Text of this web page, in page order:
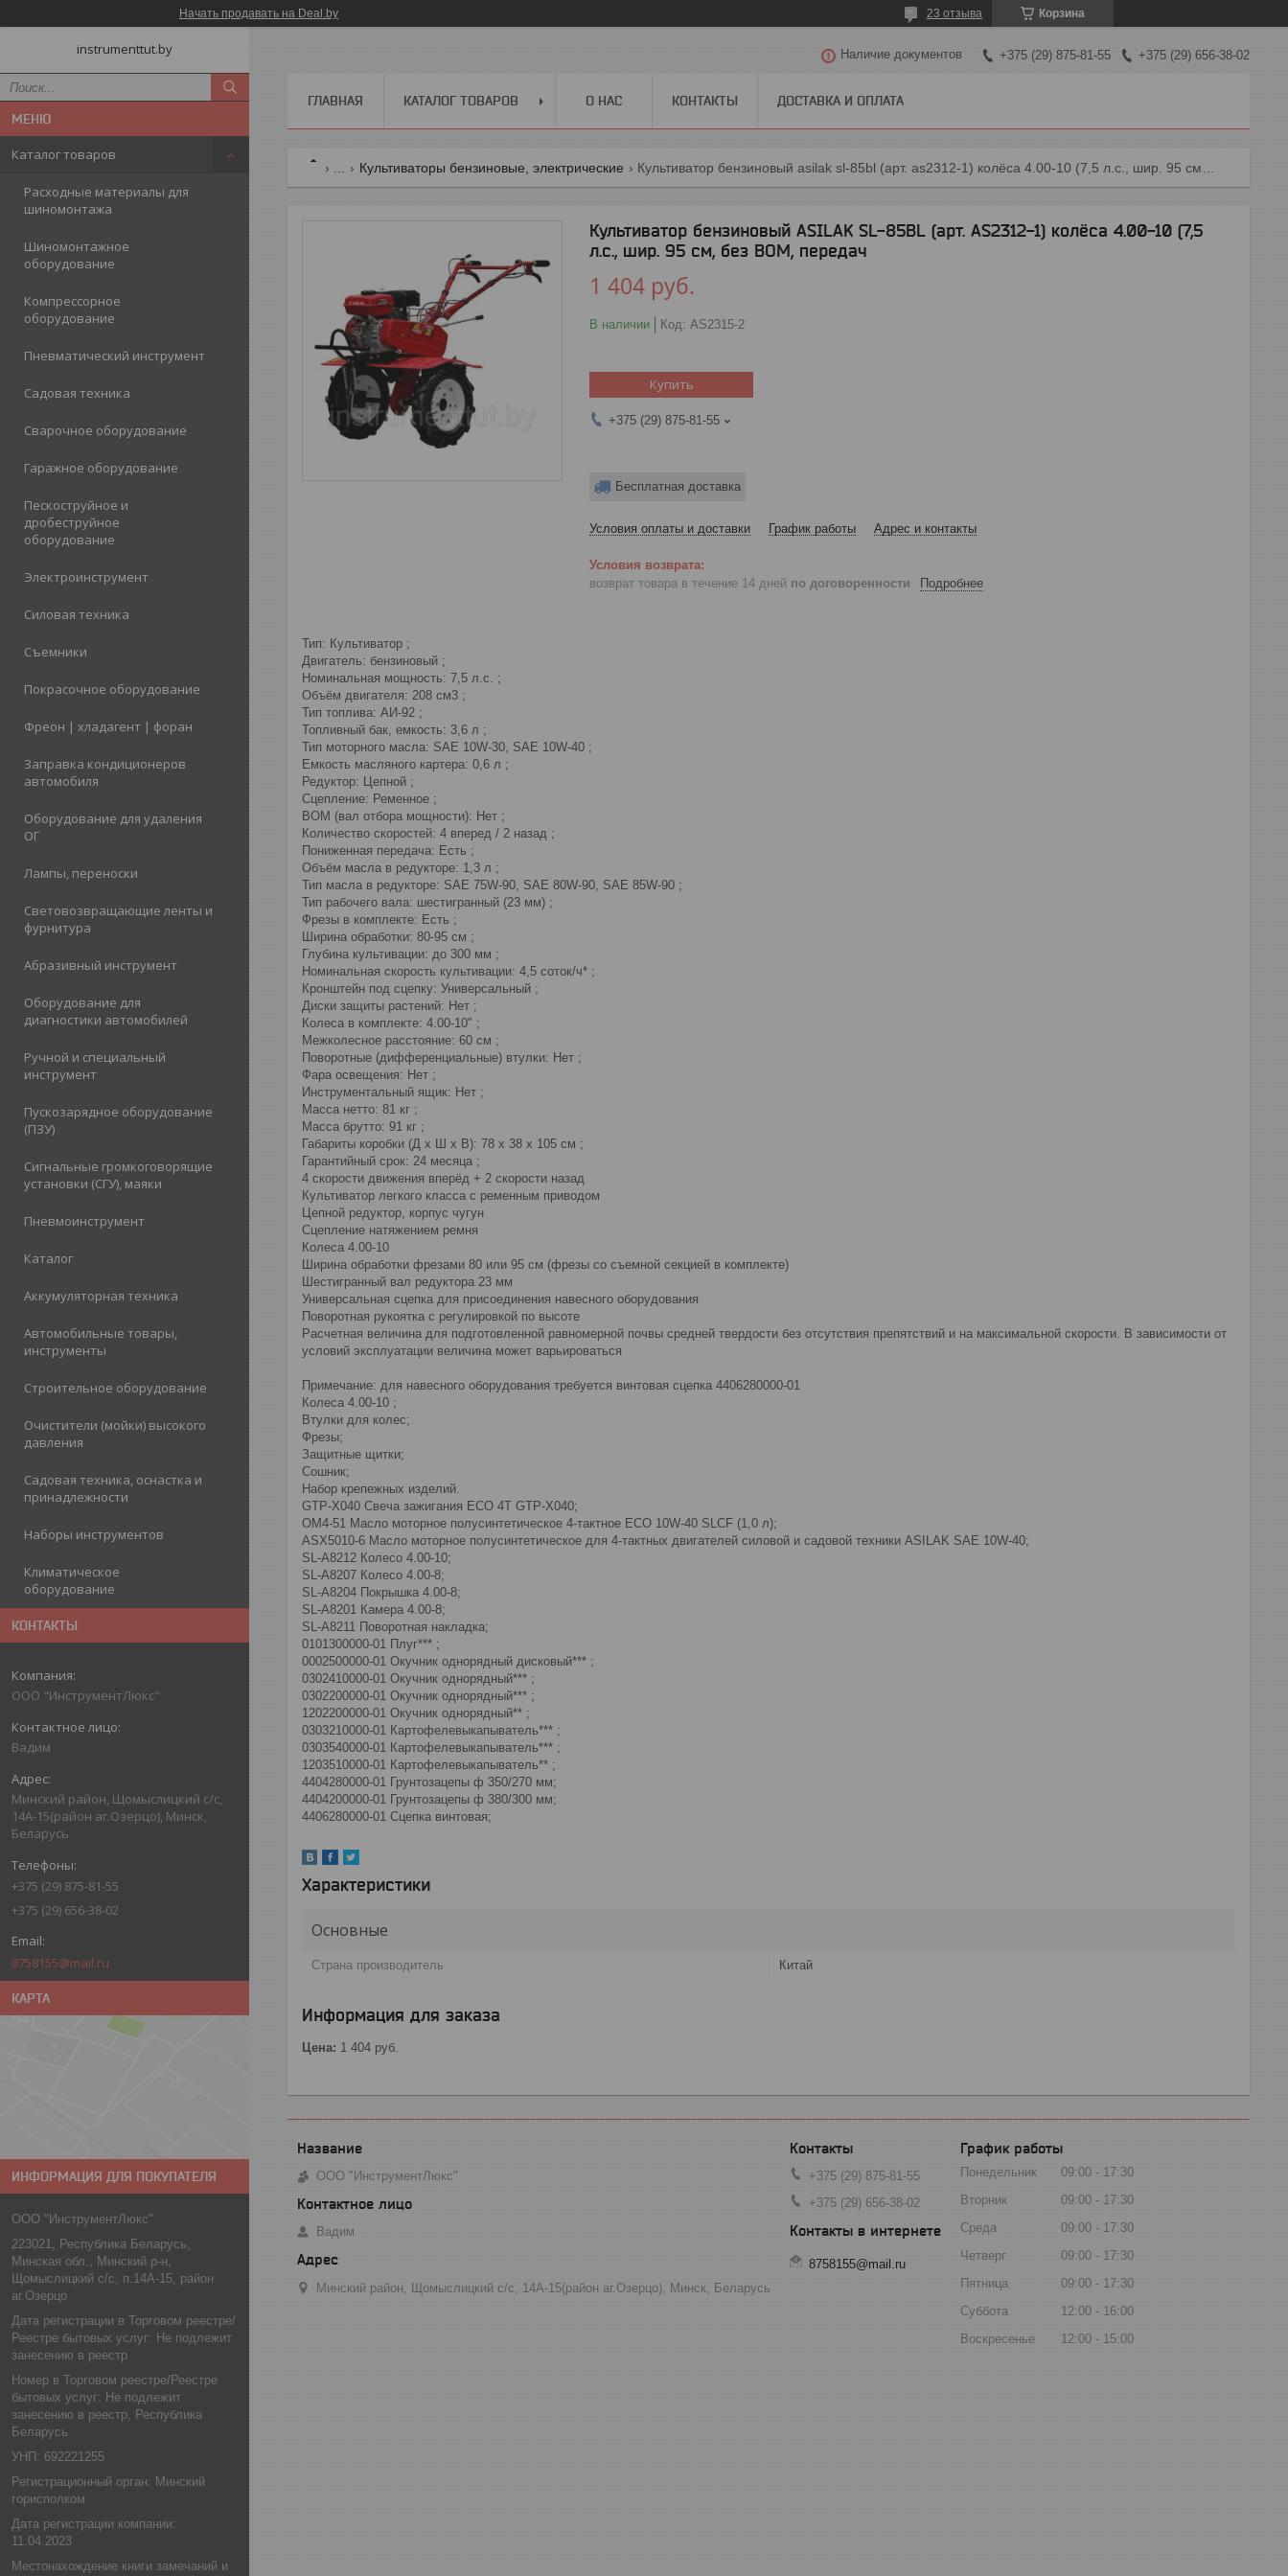
Начать продавать на Deal.by Корзина
23 отзыва
instrumenttut.by
Каталог товаров
Расходные материалы для
шиномонтажа
Шиномонтажное
оборудование
Компрессорное
оборудование
Пневматический инструмент
Садовая техника
Сварочное оборудование
Гаражное оборудование
Пескоструйное и
дробеструйное
оборудование
Электроинструмент
Силовая техника
Съемники
Покрасочное оборудование
Фреон | хладагент | форан
Заправка кондиционеров
автомобиля
Оборудование для удаления
ОГ
Лампы, переноски
Световозвращающие ленты и
фурнитура
Абразивный инструмент
Оборудование для
диагностики автомобилей
Ручной и специальный
инструмент
Пускозарядное оборудование
(ПЗУ)
Сигнальные громкоговорящие
установки (СГУ), маяки
Пневмоинструмент
Каталог
Аккумуляторная техника
Автомобильные товары,
инструменты
Строительное оборудование
Очистители (мойки) высокого
давления
Садовая техника, оснастка и
принадлежности
Наборы инструментов
Климатическое
оборудование
КОНТАКТЫ
ООО "ИнструментЛюкс"
Вадим
Минский район, Щомыслицкий с/с,
14А-15(район аг.Озерцо), Минск,
Беларусь
+375 (29) 875-81-55
+375 (29) 656-38-02
8758155@mail.ru
КАРТА
ИНФОРМАЦИЯ ДЛЯ ПОКУПАТЕЛЯ
ООО "ИнструментЛюкс"
223021, Республика Беларусь,
Минская обл., Минский р-н,
Щомыслицкий с/с, п.14А-15, район
аг.Озерцо
Дата регистрации в Торговом реестре/
Реестре бытовых услуг: Не подлежит
занесению в реестр
Номер в Торговом реестре/Реестре
бытовых услуг: Не подлежит
занесению в реестр, Республика
Беларусь
УНП: 692221255
Регистрационный орган: Минский
горисполком
Дата регистрации компании:
11.04.2023
Местонахождение книги замечаний и
Наличие документов +375 (29) 875-81-55 +375 (29) 656-38-02
ГЛАВНАЯ КАТАЛОГ ТОВАРОВ О НАС КОНТАКТЫ ДОСТАВКА И ОПЛАТА
Культиваторы бензиновые, электрические
Культиватор бензиновый ASILAK SL-85BL (арт. AS2312-1) колёса 4.00-10 (7,5
л.с., шир. 95 см, без ВОМ, передач
1 404 руб.
В наличии Код: AS2315-2
Купить
+375 (29) 875-81-55
Бесплатная доставка
Условия оплаты и доставки График работы Адрес и контакты
возврат товара в течение 14 дней по договоренности Подробнее
Тип: Культиватор ;
Двигатель: бензиновый ;
Номинальная мощность: 7,5 л.с. ;
Объём двигателя: 208 см3 ;
Тип топлива: АИ-92 ;
Топливный бак, емкость: 3,6 л ;
Тип моторного масла: SAE 10W-30, SAE 10W-40 ;
Емкость масляного картера: 0,6 л ;
Редуктор: Цепной ;
Сцепление: Ременное ;
ВОМ (вал отбора мощности): Нет ;
Количество скоростей: 4 вперед / 2 назад ;
Пониженная передача: Есть ;
Объём масла в редукторе: 1,3 л ;
Тип масла в редукторе: SAE 75W-90, SAE 80W-90, SAE 85W-90 ;
Тип рабочего вала: шестигранный (23 мм) ;
Фрезы в комплекте: Есть ;
Ширина обработки: 80-95 см ;
Глубина культивации: до 300 мм ;
Номинальная скорость культивации: 4,5 соток/ч* ;
Кронштейн под сцепку: Универсальный ;
Диски защиты растений: Нет ;
Колеса в комплекте: 4.00-10" ;
Межколесное расстояние: 60 см ;
Поворотные (дифференциальные) втулки: Нет ;
Фара освещения: Нет ;
Инструментальный ящик: Нет ;
Масса нетто: 81 кг ;
Масса брутто: 91 кг ;
Габариты коробки (Д x Ш x В): 78 x 38 x 105 см ;
Гарантийный срок: 24 месяца ;
4 скорости движения вперёд + 2 скорости назад
Культиватор легкого класса с ременным приводом
Цепной редуктор, корпус чугун
Сцепление натяжением ремня
Колеса 4.00-10
Ширина обработки фрезами 80 или 95 см (фрезы со съемной секцией в комплекте)
Шестигранный вал редуктора 23 мм
Универсальная сцепка для присоединения навесного оборудования
Поворотная рукоятка с регулировкой по высоте
Расчетная величина для подготовленной равномерной почвы средней твердости без отсутствия препятствий и на максимальной скорости. В зависимости от
условий эксплуатации величина может варьироваться
Примечание: для навесного оборудования требуется винтовая сцепка 4406280000-01
Колеса 4.00-10 ;
Втулки для колес;
Фрезы;
Защитные щитки;
Сошник;
Набор крепежных изделий.
GTP-X040 Свеча зажигания ECO 4T GTP-X040;
OM4-51 Масло моторное полусинтетическое 4-тактное ECO 10W-40 SLCF (1,0 л);
ASX5010-6 Масло моторное полусинтетическое для 4-тактных двигателей силовой и садовой техники ASILAK SAE 10W-40;
SL-A8212 Колесо 4.00-10;
SL-A8207 Колесо 4.00-8;
SL-A8204 Покрышка 4.00-8;
SL-A8201 Камера 4.00-8;
SL-A8211 Поворотная накладка;
0101300000-01 Плуг*** ;
0002500000-01 Окучник однорядный дисковый*** ;
0302410000-01 Окучник однорядный*** ;
0302200000-01 Окучник однорядный*** ;
1202200000-01 Окучник однорядный** ;
0303210000-01 Картофелевыкапыватель*** ;
0303540000-01 Картофелевыкапыватель*** ;
1203510000-01 Картофелевыкапыватель** ;
4404280000-01 Грунтозацепы ф 350/270 мм;
4404200000-01 Грунтозацепы ф 380/300 мм;
4406280000-01 Сцепка винтовая;
Характеристики
Основные
Страна производитель Китай
Информация для заказа
Цена: 1 404 руб.
ООО "ИнструментЛюкс"
Вадим
Минский район, Щомыслицкий с/с, 14А-15(район аг.Озерцо), Минск, Беларусь
+375 (29) 875-81-55
+375 (29) 656-38-02
8758155@mail.ru
График работы
Понедельник 09:00
17:30
Вторник
09:00
17:30
Среда
09:00
17:30
Четверг
09:00
17:30
Пятница
09:00
17:30
Суббота
12:00
16:00
Воскресенье
12:00 15:00